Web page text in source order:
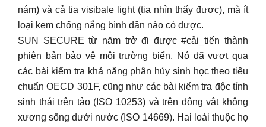
nám) và cả tia visibale light (tia nhìn thấy được), mà ít
loại kem chống nắng bình dân nào có được.
SUN SECURE từ năm trở đi được #cải_tiến thành
phiên bản bảo vệ môi trường biển. Nó đã vượt qua
các bài kiểm tra khả năng phân hủy sinh học theo tiêu
chuẩn OECD 301F, cũng như các bài kiểm tra độc tính
sinh thái trên tảo (ISO 10253) và trên động vật không
xương sống dưới nước (ISO 14669). Hai loài thuộc họ